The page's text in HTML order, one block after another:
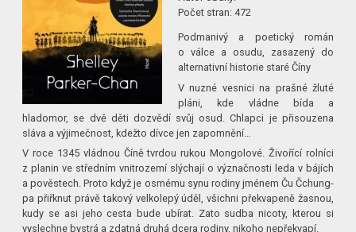
Počet stran:472
Podmanivý a poetický román
o válce a osudu, zasazený do
alternativní historie staré Číny
V nuzné vesnici na prašné žluté
pláni, kde vládne bída a
hladomor, se dvě děti dozvědí svůj osud. Chlapci je přisouzena
sláva a výjimečnost, kdežto dívce jen zapomnění…
V roce 1345 vládnou Číně tvrdou rukou Mongolové. Živořící rolníci
z planin ve středním vnitrozemí slýchají o význačnosti leda v bájích
a pověstech. Proto když je osmému synu rodiny jménem Ču Čchung-
pa přiřknut právě takový velkolepý úděl, všichni překvapeně žasnou,
kudy se asi jeho cesta bude ubírat. Zato sudba nicoty, kterou si
vyslechne bystrá a zdatná druhá dcera rodiny, nikoho nepřekvapí.